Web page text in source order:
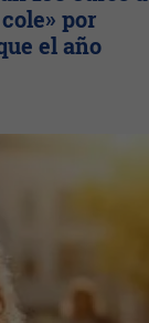
por
el año